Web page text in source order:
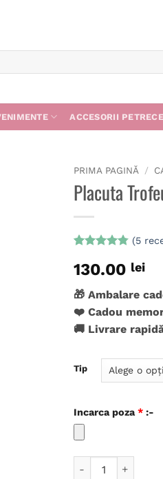
ACCESORII
PRIMA PAGINĂ /
Placuta
4.8din 5
pe baza a
evaluări de
la clienți
(5
130.00 lei
🎁 Ambalare
❤️ Cadou
🚚 Livrare
Tip
Incarca poza *:-